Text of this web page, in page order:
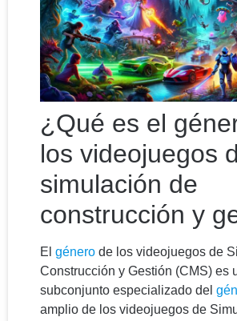
¿Qué es el
los videojuegos
simulación de
construcción y
El género de los videojuegos de
Construcción y Gestión (CMS) es
subconjunto especializado del
amplio de los videojuegos de